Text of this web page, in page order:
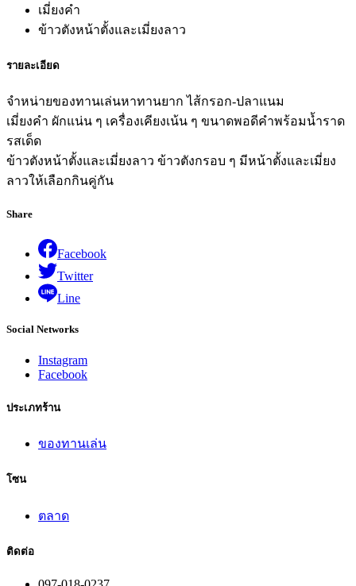
เมี่ยงคำ
ข้าวตังหน้าตั้งและเมี่ยงลาว
รายละเอียด
จำหน่ายของทานเล่นหาทานยาก ไส้กรอก-ปลาแนม
เมี่ยงคำ ผักแน่น ๆ เครื่องเคียงเน้น ๆ ขนาดพอดีคำพร้อมน้ำราด
รสเด็ด
ข้าวตังหน้าตั้งและเมี่ยงลาว ข้าวตังกรอบ ๆ มีหน้าตั้งและเมี่ยง
ลาวให้เลือกกินคู่กัน
Share
Facebook
Twitter
Line
Social Networks
Instagram
Facebook
ประเภทร้าน
ของทานเล่น
โซน
ตลาด
ติดต่อ